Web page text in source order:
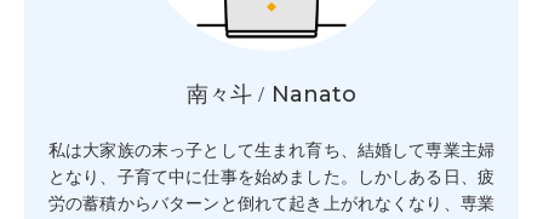
南々斗 / Nanato
私は大家族の末っ子として生まれ育ち、結婚して専業主婦
となり、子育て中に仕事を始めました。しかしある日、疲
労の蓄積からバターンと倒れて起き上がれなくなり、専業